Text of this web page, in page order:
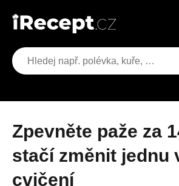
Zpevněte paže za 14 dní —
stačí změnit jednu
cvičení